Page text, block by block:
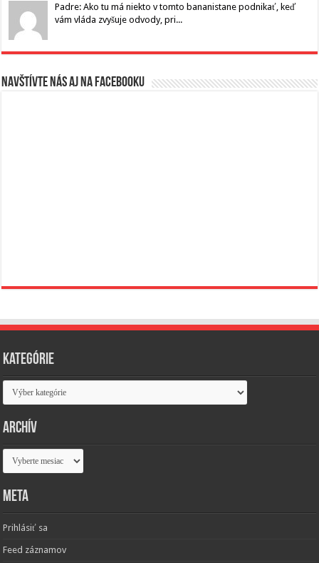
Padre: Ako tu má niekto v tomto bananistane podnikať, keď
vám vláda zvyšuje odvody, pri...
Navštívte nás aj na Facebooku
Kategórie
Kategórie
Archív
Archív
Meta
Prihlásiť sa
Feed záznamov